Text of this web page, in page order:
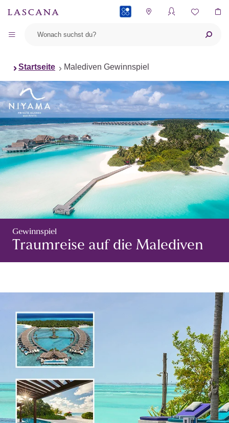
Startseite Malediven Gewinnspiel
Gewinnspiel
Traumreise auf die Malediven